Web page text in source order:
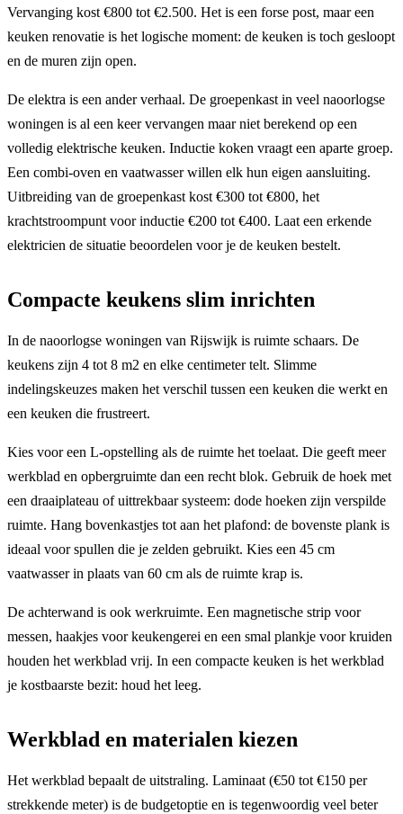
Vervanging kost €800 tot €2.500. Het is een forse post, maar een
keuken renovatie is het logische moment: de keuken is toch gesloopt
en de muren zijn open.
De elektra is een ander verhaal. De groepenkast in veel naoorlogse
woningen is al een keer vervangen maar niet berekend op een
volledig elektrische keuken. Inductie koken vraagt een aparte groep.
Een combi-oven en vaatwasser willen elk hun eigen aansluiting.
Uitbreiding van de groepenkast kost €300 tot €800, het
krachtstroompunt voor inductie €200 tot €400. Laat een erkende
elektricien de situatie beoordelen voor je de keuken bestelt.
Compacte keukens slim inrichten
In de naoorlogse woningen van Rijswijk is ruimte schaars. De
keukens zijn 4 tot 8 m2 en elke centimeter telt. Slimme
indelingskeuzes maken het verschil tussen een keuken die werkt en
een keuken die frustreert.
Kies voor een L-opstelling als de ruimte het toelaat. Die geeft meer
werkblad en opbergruimte dan een recht blok. Gebruik de hoek met
een draaiplateau of uittrekbaar systeem: dode hoeken zijn verspilde
ruimte. Hang bovenkastjes tot aan het plafond: de bovenste plank is
ideaal voor spullen die je zelden gebruikt. Kies een 45 cm
vaatwasser in plaats van 60 cm als de ruimte krap is.
De achterwand is ook werkruimte. Een magnetische strip voor
messen, haakjes voor keukengerei en een smal plankje voor kruiden
houden het werkblad vrij. In een compacte keuken is het werkblad
je kostbaarste bezit: houd het leeg.
Werkblad en materialen kiezen
Het werkblad bepaalt de uitstraling. Laminaat (€50 tot €150 per
strekkende meter) is de budgetoptie en is tegenwoordig veel beter